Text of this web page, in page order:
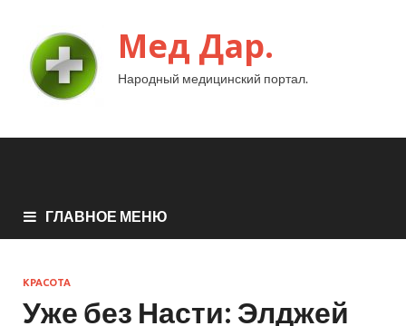
Мед Дар.
Народный медицинский портал.
ГЛАВНОЕ МЕНЮ
КРАСОТА
Уже без Насти: Элджей